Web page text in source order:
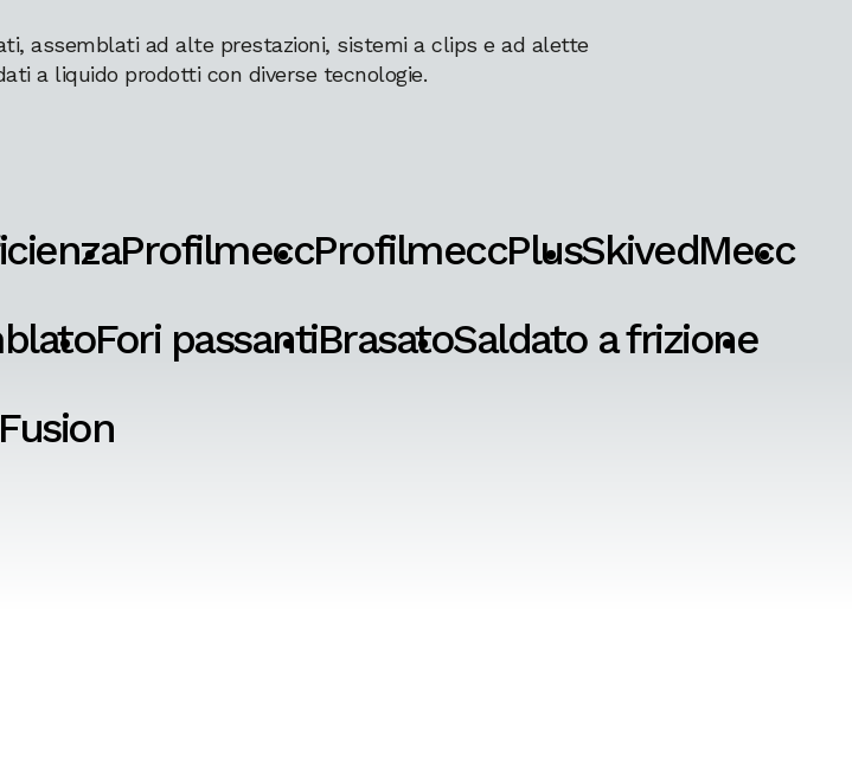
assemblati ad alte prestazioni, sistemi a clips e ad alette
a liquido prodotti con diverse tecnologie.
ProfilmeccProfilmeccPlusSkivedMecc
Fori passantiBrasatoSaldato a frizione
Fusion